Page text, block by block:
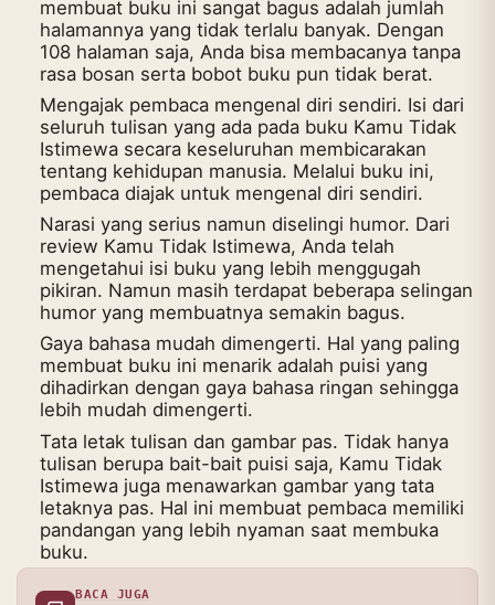
membuat buku ini sangat bagus adalah jumlah
halamannya yang tidak terlalu banyak. Dengan
108 halaman saja, Anda bisa membacanya tanpa
rasa bosan serta bobot buku pun tidak berat.
Mengajak pembaca mengenal diri sendiri. Isi dari
seluruh tulisan yang ada pada buku Kamu Tidak
Istimewa secara keseluruhan membicarakan
tentang kehidupan manusia. Melalui buku ini,
pembaca diajak untuk mengenal diri sendiri.
Narasi yang serius namun diselingi humor. Dari
review Kamu Tidak Istimewa, Anda telah
mengetahui isi buku yang lebih menggugah
pikiran. Namun masih terdapat beberapa selingan
humor yang membuatnya semakin bagus.
Gaya bahasa mudah dimengerti. Hal yang paling
membuat buku ini menarik adalah puisi yang
dihadirkan dengan gaya bahasa ringan sehingga
lebih mudah dimengerti.
Tata letak tulisan dan gambar pas. Tidak hanya
tulisan berupa bait-bait puisi saja, Kamu Tidak
Istimewa juga menawarkan gambar yang tata
letaknya pas. Hal ini membuat pembaca memiliki
pandangan yang lebih nyaman saat membuka
buku.
BACA JUGA